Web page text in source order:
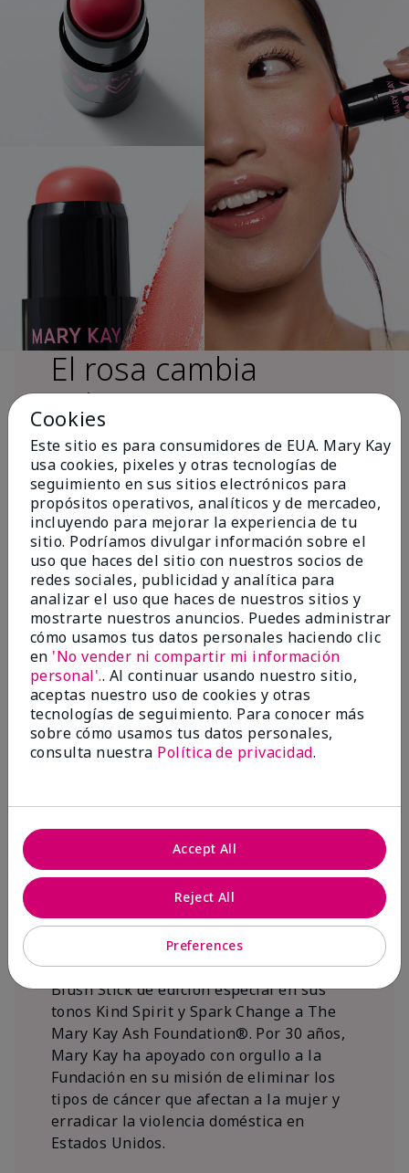
El rosa cambia
vidas®
Más de $18 millones donados a nivel
global desde 2008 para impulsar la
investigación contra el cáncer, erradicar
la violencia doméstica, promover el
empoderamiento económico y
transformar comunidades.
Juntas hacemos la diferencia.
Únete al programa global El rosa cambia
vidas® de Mary Kay y ayuda a cambiar la
vida de mujeres y sus familias en todo el
mundo. En Estados Unidos, del 26 de abril
al 15 de noviembre de 2026, Mary Kay Inc.
donará $1 de cada venta del Mary Kay®
Blush Stick de edición especial en sus
tonos Kind Spirit y Spark Change a The
Mary Kay Ash Foundation®. Por 30 años,
Mary Kay ha apoyado con orgullo a la
Fundación en su misión de eliminar los
tipos de cáncer que afectan a la mujer y
erradicar la violencia doméstica en
Estados Unidos.
Cookies
Este sitio es para consumidores de EUA. Mary Kay
usa cookies, pixeles y otras tecnologías de
seguimiento en sus sitios electrónicos para
propósitos operativos, analíticos y de mercadeo,
incluyendo para mejorar la experiencia de tu
sitio. Podríamos divulgar información sobre el
uso que haces del sitio con nuestros socios de
redes sociales, publicidad y analítica para
analizar el uso que haces de nuestros sitios y
mostrarte nuestros anuncios. Puedes administrar
cómo usamos tus datos personales haciendo clic
en 'No vender ni compartir mi información
personal'.. Al continuar usando nuestro sitio,
aceptas nuestro uso de cookies y otras
tecnologías de seguimiento. Para conocer más
sobre cómo usamos tus datos personales,
consulta nuestra Política de privacidad.
Preferences
Reject All
Accept All